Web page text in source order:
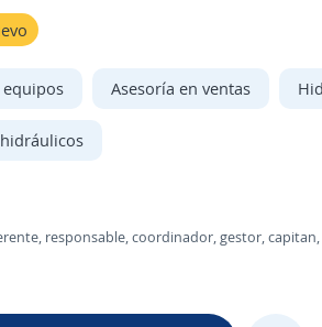
equipos Asesoría en ventas
responsable, coordinador, gestor,